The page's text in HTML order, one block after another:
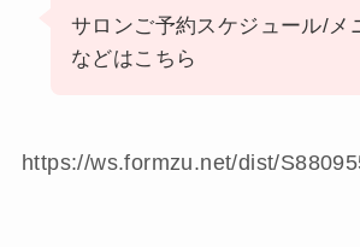
サロンご予約スケジュール/メ
などはこちら
https://ws.formzu.net/dist/